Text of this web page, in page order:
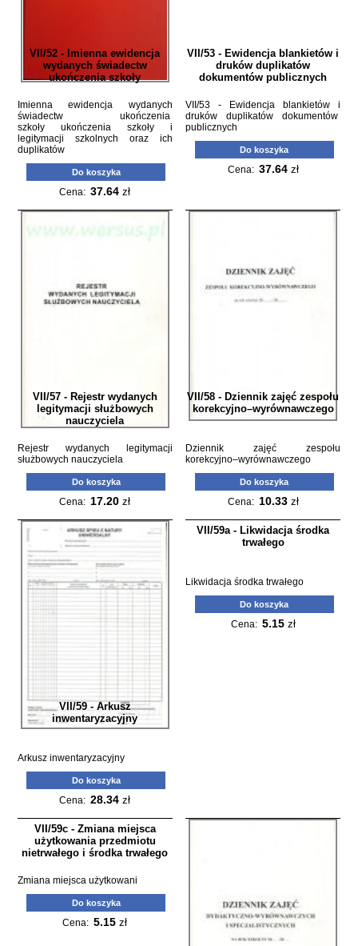
VII/52 - Imienna ewidencja
wydanych świadectw
ukończenia szkoły
Imienna ewidencja wydanych
świadectw ukończenia
szkoły ukończenia szkoły i
legitymacji szkolnych oraz ich
duplikatów
Do koszyka
Cena: 37.64 zł
VII/53 - Ewidencja blankietów i
druków duplikatów
dokumentów publicznych
VII/53 - Ewidencja blankietów i
druków duplikatów dokumentów
publicznych
Do koszyka
Cena: 37.64 zł
VII/57 - Rejestr wydanych
legitymacji służbowych
nauczyciela
Rejestr wydanych legitymacji
służbowych nauczyciela
Do koszyka
Cena: 17.20 zł
VII/58 - Dziennik zajęć zespołu
korekcyjno–wyrównawczego
Dziennik zajęć zespołu
korekcyjno–wyrównawczego
Do koszyka
Cena: 10.33 zł
VII/59 - Arkusz
inwentaryzacyjny
Arkusz inwentaryzacyjny
Do koszyka
Cena: 28.34 zł
VII/59a - Likwidacja środka
trwałego
Likwidacja środka trwałego
Do koszyka
Cena: 5.15 zł
VII/59c - Zmiana miejsca
użytkowania przedmiotu
nietrwałego i środka trwałego
Zmiana miejsca użytkowani
Do koszyka
Cena: 5.15 zł